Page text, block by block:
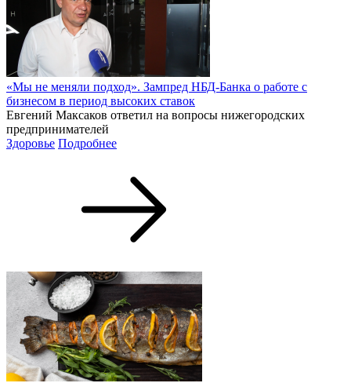
«Мы не меняли подход». Зампред НБД-Банка о работе с
бизнесом в период высоких ставок
Евгений Максаков ответил на вопросы нижегородских
предпринимателей
Здоровье Подробнее